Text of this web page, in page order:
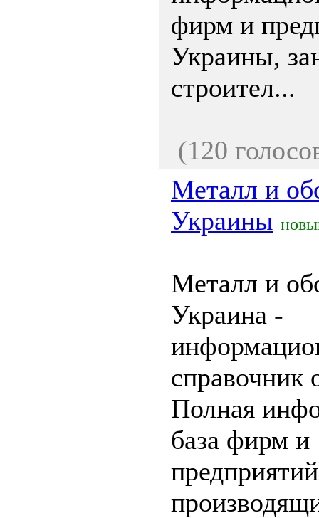
фирм и
Украины,
строител...
(120
Металл и
Украины
Металл и
Украина -
справочник
Полная
база фирм и